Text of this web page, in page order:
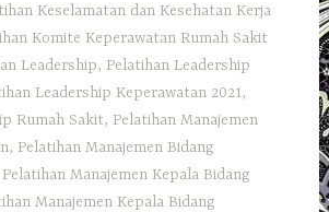
Keselamatan dan Kesehatan Kerja
Komite Keperawatan Rumah Sakit
Leadership, Pelatihan Leadership
Leadership Keperawatan 2021,
Rumah Sakit, Pelatihan Manajemen
, Pelatihan Manajemen Bidang
Pelatihan Manajemen Kepala Bidang
Manajemen Kepala Bidang